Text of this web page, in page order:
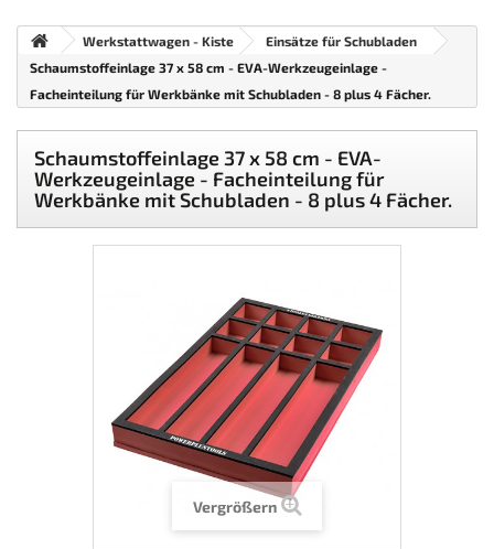
Werkstattwagen - Kiste
Einsätze für Schubladen
Schaumstoffeinlage 37 x 58 cm - EVA-Werkzeugeinlage -
Facheinteilung für Werkbänke mit Schubladen - 8 plus 4 Fächer.
Schaumstoffeinlage 37 x 58 cm - EVA-
Werkzeugeinlage - Facheinteilung für
Werkbänke mit Schubladen - 8 plus 4 Fächer.
Vergrößern